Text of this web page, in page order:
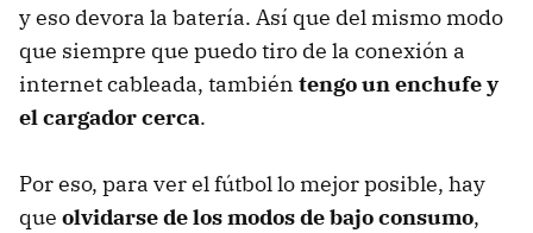
y eso devora la batería. Así que del mismo modo
que siempre que puedo tiro de la conexión a
internet cableada, también tengo un enchufe y
el cargador cerca.
Por eso, para ver el fútbol lo mejor posible, hay
que olvidarse de los modos de bajo consumo,